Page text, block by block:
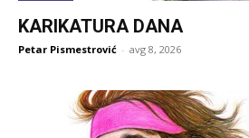
KARIKATURA DANA
Petar Pismestrović - avg 8, 2026